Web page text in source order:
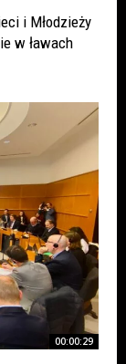
i Młodzieży
w ławach
00:00:29